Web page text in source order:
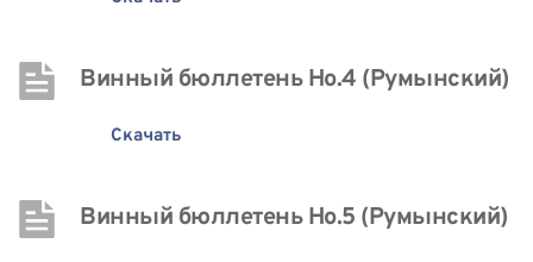
Винный бюллетень Нo.4 (Румынский)
Скачать
Винный бюллетень Нo.5 (Румынский)